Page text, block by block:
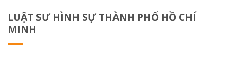
LUẬT SƯ HÌNH SỰ THÀNH PHỐ HỒ CHÍ
MINH